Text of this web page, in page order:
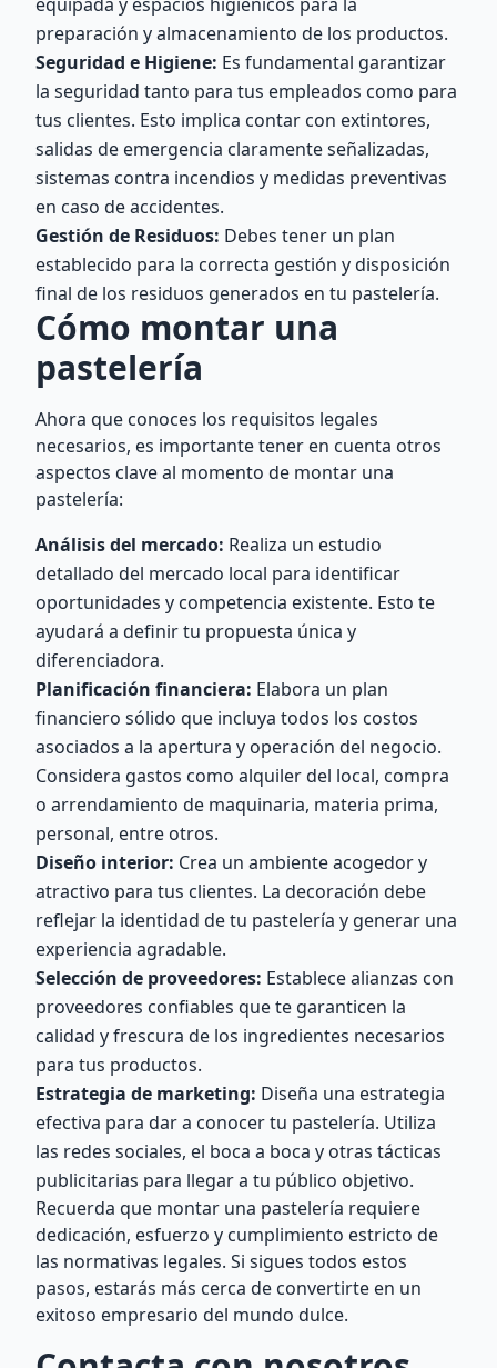
preparación y almacenamiento de los productos.
Seguridad e Higiene: Es fundamental garantizar
la seguridad tanto para tus empleados como para
tus clientes. Esto implica contar con extintores,
salidas de emergencia claramente señalizadas,
sistemas contra incendios y medidas preventivas
en caso de accidentes.
Gestión de Residuos: Debes tener un plan
establecido para la correcta gestión y disposición
final de los residuos generados en tu pastelería.
Cómo montar una
pastelería
Ahora que conoces los requisitos legales
necesarios, es importante tener en cuenta otros
aspectos clave al momento de montar una
pastelería:
Análisis del mercado: Realiza un estudio
detallado del mercado local para identificar
oportunidades y competencia existente. Esto te
ayudará a definir tu propuesta única y
diferenciadora.
Planificación financiera: Elabora un plan
financiero sólido que incluya todos los costos
asociados a la apertura y operación del negocio.
Considera gastos como alquiler del local, compra
o arrendamiento de maquinaria, materia prima,
personal, entre otros.
Diseño interior: Crea un ambiente acogedor y
atractivo para tus clientes. La decoración debe
reflejar la identidad de tu pastelería y generar una
experiencia agradable.
Selección de proveedores: Establece alianzas con
proveedores confiables que te garanticen la
calidad y frescura de los ingredientes necesarios
para tus productos.
Estrategia de marketing: Diseña una estrategia
efectiva para dar a conocer tu pastelería. Utiliza
las redes sociales, el boca a boca y otras tácticas
publicitarias para llegar a tu público objetivo.
Recuerda que montar una pastelería requiere
dedicación, esfuerzo y cumplimiento estricto de
las normativas legales. Si sigues todos estos
pasos, estarás más cerca de convertirte en un
exitoso empresario del mundo dulce.